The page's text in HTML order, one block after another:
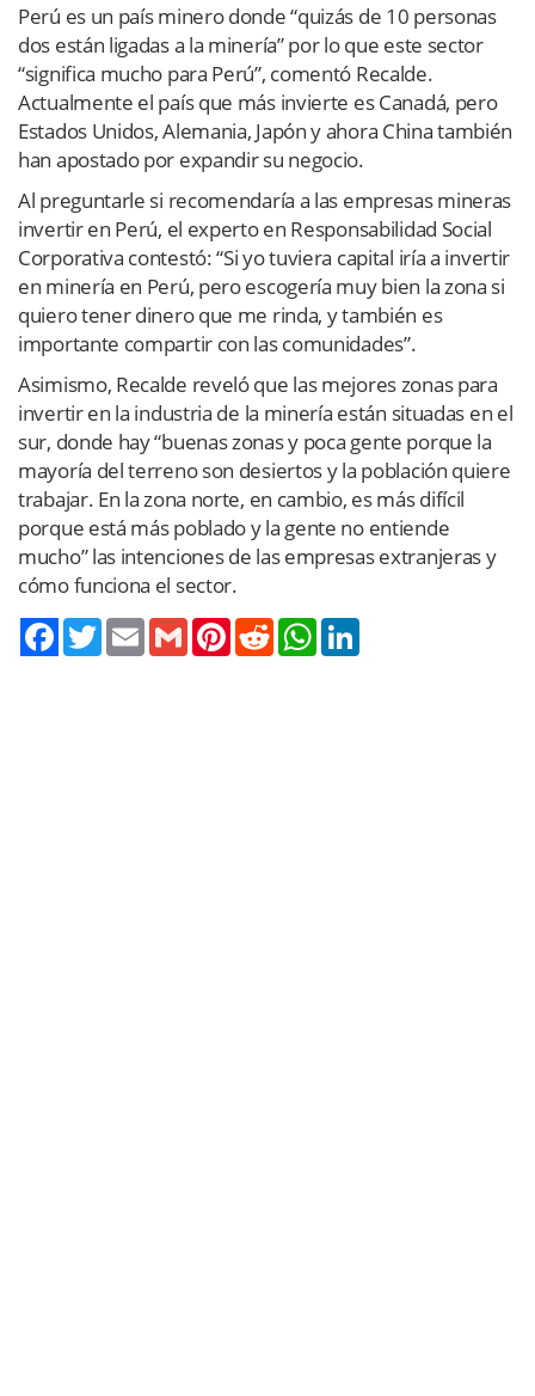
Perú es un país minero donde “quizás de 10 personas
dos están ligadas a la minería” por lo que este sector
“significa mucho para Perú”, comentó Recalde.
Actualmente el país que más invierte es Canadá, pero
Estados Unidos, Alemania, Japón y ahora China también
han apostado por expandir su negocio.
Al preguntarle si recomendaría a las empresas mineras
invertir en Perú, el experto en Responsabilidad Social
Corporativa contestó: “Si yo tuviera capital iría a invertir
en minería en Perú, pero escogería muy bien la zona si
quiero tener dinero que me rinda, y también es
importante compartir con las comunidades”.
Asimismo, Recalde reveló que las mejores zonas para
invertir en la industria de la minería están situadas en el
sur, donde hay “buenas zonas y poca gente porque la
mayoría del terreno son desiertos y la población quiere
trabajar. En la zona norte, en cambio, es más difícil
porque está más poblado y la gente no entiende
mucho” las intenciones de las empresas extranjeras y
cómo funciona el sector.
TwitterEmail Gmail PinterestReddit WhatsApp